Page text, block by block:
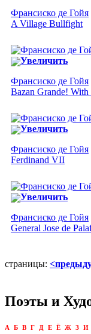
Франсиско де Гойя
A Village Bullfight
Увеличить
Франсиско де Гойя
Bazan Grande! With
Увеличить
Франсиско де Гойя
Ferdinand VII
Увеличить
Франсиско де Гойя
General Jose de
страницы:
Поэты и
А Б В Г Д Е Ё Ж З И